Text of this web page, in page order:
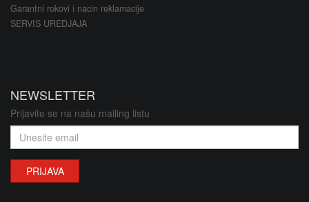
Garantni rokovi i nacin reklamacije
SERVIS UREDJAJA
NEWSLETTER
Prijavite se na našu mailing listu
PRIJAVA